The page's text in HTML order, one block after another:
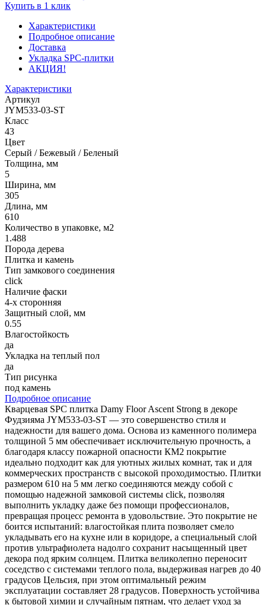
Купить в 1 клик
Характеристики
Подробное описание
Доставка
Укладка SPC-плитки
АКЦИЯ!
Характеристики
Артикул
JYM533-03-ST
Класс
43
Цвет
Серый / Бежевый / Беленый
Толщина, мм
5
Ширина, мм
305
Длина, мм
610
Количество в упаковке, м2
1.488
Порода дерева
Плитка и камень
Тип замкового соединения
click
Наличие фаски
4-х сторонняя
Защитный слой, мм
0.55
Влагостойкость
да
Укладка на теплый пол
да
Тип рисунка
под камень
Подробное описание
Кварцевая SPC плитка Damy Floor Ascent Strong в декоре
Фудзияма JYM533-03-ST — это совершенство стиля и
надежности для вашего дома. Основа из каменного полимера
толщиной 5 мм обеспечивает исключительную прочность, а
благодаря классу пожарной опасности КМ2 покрытие
идеально подходит как для уютных жилых комнат, так и для
коммерческих пространств с высокой проходимостью. Плитки
размером 610 на 5 мм легко соединяются между собой с
помощью надежной замковой системы click, позволяя
выполнить укладку даже без помощи профессионалов,
превращая процесс ремонта в удовольствие. Это покрытие не
боится испытаний: влагостойкая плита позволяет смело
укладывать его на кухне или в коридоре, а специальный слой
против ультрафиолета надолго сохранит насыщенный цвет
декора под ярким солнцем. Плитка великолепно переносит
соседство с системами теплого пола, выдерживая нагрев до 40
градусов Цельсия, при этом оптимальный режим
эксплуатации составляет 28 градусов. Поверхность устойчива
к бытовой химии и случайным пятнам, что делает уход за